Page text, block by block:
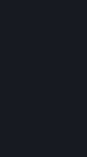
K některému
měsíční, roční)
periodické
období, můžete o
zakoupení nebo do
obnovení. Obsah je
probíhajícím
nebo jste využili,
výhody nebo slevy
Nezapomeňte, že
.
automaticky
Vám zůstane do